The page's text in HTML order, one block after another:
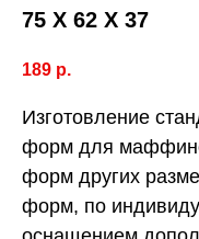
75 Х 62 Х 37
189 р.
Изготовление
форм для
форм других
форм, по